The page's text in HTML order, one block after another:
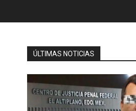
ÚLTIMAS NOTICIAS